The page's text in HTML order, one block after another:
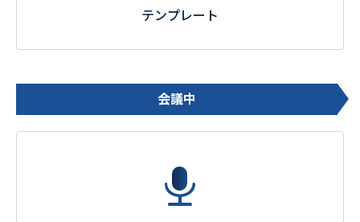
テンプレート
会議中